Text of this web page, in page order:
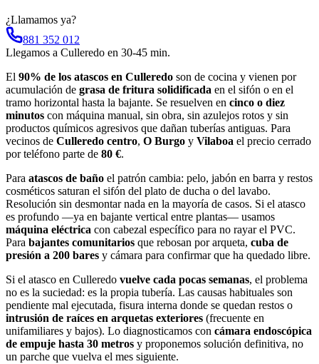
¿Llamamos ya?
881 352 012
Llegamos a Culleredo en 30-45 min.
El 90% de los atascos en Culleredo son de cocina y vienen por
acumulación de grasa de fritura solidificada en el sifón o en el
tramo horizontal hasta la bajante. Se resuelven en cinco o diez
minutos con máquina manual, sin obra, sin azulejos rotos y sin
productos químicos agresivos que dañan tuberías antiguas. Para
vecinos de Culleredo centro, O Burgo y Vilaboa el precio cerrado
por teléfono parte de 80 €.
Para atascos de baño el patrón cambia: pelo, jabón en barra y restos
cosméticos saturan el sifón del plato de ducha o del lavabo.
Resolución sin desmontar nada en la mayoría de casos. Si el atasco
es profundo —ya en bajante vertical entre plantas— usamos
máquina eléctrica con cabezal específico para no rayar el PVC.
Para bajantes comunitarios que rebosan por arqueta, cuba de
presión a 200 bares y cámara para confirmar que ha quedado libre.
Si el atasco en Culleredo vuelve cada pocas semanas, el problema
no es la suciedad: es la propia tubería. Las causas habituales son
pendiente mal ejecutada, fisura interna donde se quedan restos o
intrusión de raíces en arquetas exteriores (frecuente en
unifamiliares y bajos). Lo diagnosticamos con cámara endoscópica
de empuje hasta 30 metros y proponemos solución definitiva, no
un parche que vuelva el mes siguiente.